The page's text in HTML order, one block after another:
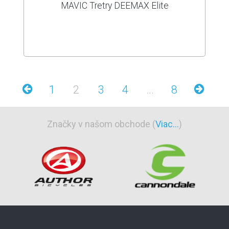
MAVIC Tretry DEEMAX Elite
1 2 3 4 ... 8
Značky v našom obchode (Viac...)